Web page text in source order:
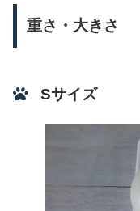
重さ・大きさ
Sサイズ